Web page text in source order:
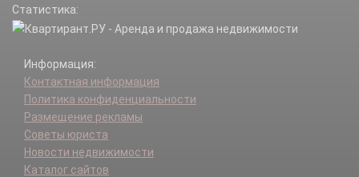
Статистика:
Информация:
Контактная информация
Политика конфиденциальности
Размещение рекламы
Советы юриста
Новости недвижимости
Каталог сайтов